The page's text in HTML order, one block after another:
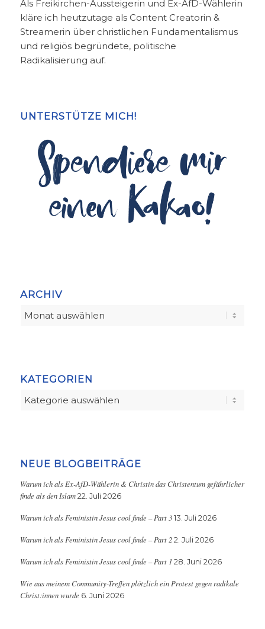
Als Freikirchen-Aussteigerin und Ex-AfD-Wählerin
kläre ich heutzutage als Content Creatorin &
Streamerin über christlichen Fundamentalismus
und religiös begründete, politische
Radikalisierung auf.
UNTERSTÜTZE MICH!
ARCHIV
KATEGORIEN
Kategorien
NEUE BLOGBEITRÄGE
Warum ich als Ex-AfD-Wählerin & Christin das Christentum gefährlicher
finde als den Islam 22. Juli 2026
Warum ich als Feministin Jesus cool finde – Part 3 13. Juli 2026
Warum ich als Feministin Jesus cool finde – Part 2 2. Juli 2026
Warum ich als Feministin Jesus cool finde – Part 1 28. Juni 2026
Wie aus meinem Community-Treffen plötzlich ein Protest gegen radikale
Christ:innen wurde 6. Juni 2026